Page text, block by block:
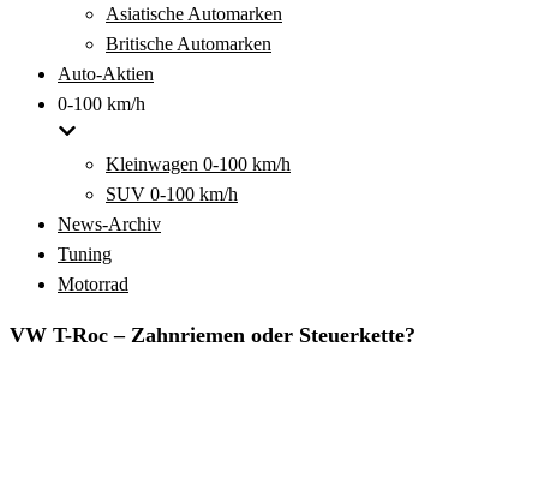
Asiatische Automarken
Britische Automarken
Auto-Aktien
0-100 km/h
Kleinwagen 0-100 km/h
SUV 0-100 km/h
News-Archiv
Tuning
Motorrad
VW T-Roc – Zahnriemen oder Steuerkette?